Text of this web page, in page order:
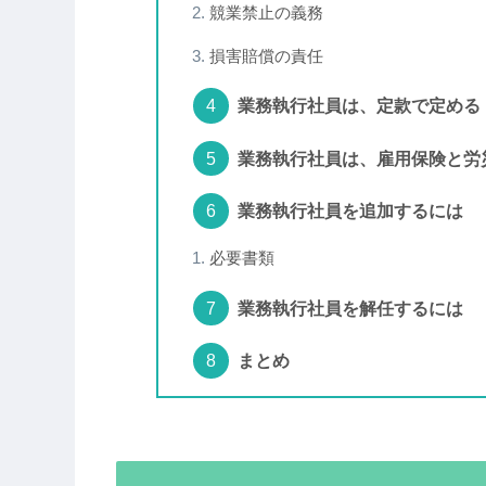
競業禁止の義務
損害賠償の責任
業務執行社員は、定款で定める
業務執行社員は、雇用保険と労
業務執行社員を追加するには
必要書類
業務執行社員を解任するには
まとめ